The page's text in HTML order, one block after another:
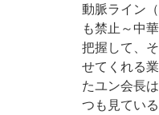
動脈ライン
も禁止～中
把握して、
せてくれる
たユン会長
つも見てい